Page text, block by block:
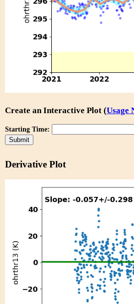
Create an Interactive Plot (Usage
Starting Time:
Derivative Plot